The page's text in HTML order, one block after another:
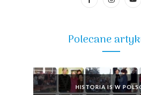
Polecane
HISTORIA IS W